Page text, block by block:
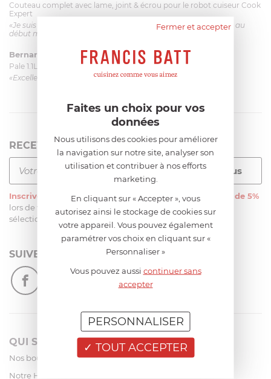
Couteau complet avec lame, joint & écrou pour le robot cuiseur Cook
Expert
«Je suis satisfaite du couteau Magimix. L'écrou est un peu dur au
début mais ça le fait. La livraison a été très rapide. ...»
Bernard le 23/06/2026 à 09:43
Pale 1.1L pour Glacier Magimix 11031/121/123/124
«Excellent: produit et livraison»
RECEVEZ LA NEWSLETTER
Inscrivez-vous à notre newsletter et recevezune remise de 5%
lors de votre première commande sur notre site sur une
sélection d’articles, hors soldes et promotions
SUIVEZ-NOUS
QUI SOMMES-NOUS?
Nos boutiques
Notre Histoire
Fermer et accepter
Faites un choix pour vos
données
Nous utilisons des cookies pour améliorer
la navigation sur notre site, analyser son
utilisation et contribuer à nos efforts
marketing.
En cliquant sur « Accepter », vous
autorisez ainsi le stockage de cookies sur
votre appareil. Vous pouvez également
paramétrer vos choix en cliquant sur «
Personnaliser »
Vous pouvez aussi continuer sans
accepter
TOUT ACCEPTER
PERSONNALISER